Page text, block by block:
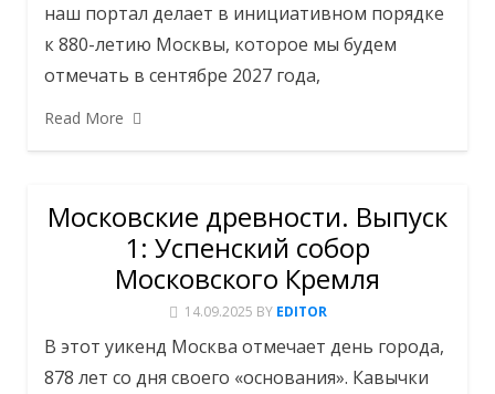
наш портал делает в инициативном порядке
к 880-летию Москвы, которое мы будем
отмечать в сентябре 2027 года,
Read More
Московские древности. Выпуск
1: Успенский собор
Московского Кремля
14.09.2025 BY EDITOR
В этот уикенд Москва отмечает день города,
878 лет со дня своего «основания». Кавычки